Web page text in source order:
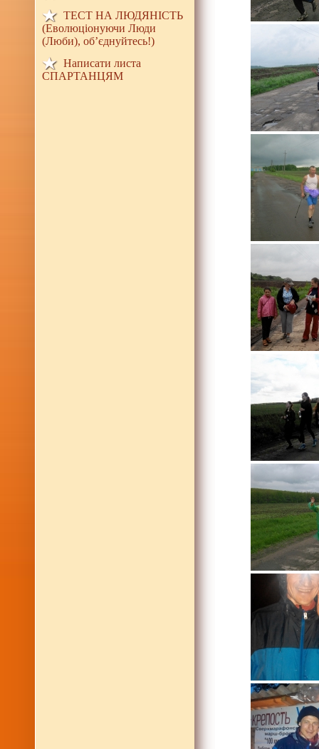
ТЕСТ НА ЛЮДЯНIСТЬ
(Еволюціонуючи Люди
(Люби), об’єднуйтесь!)
Написати листа
СПАРТАНЦЯМ